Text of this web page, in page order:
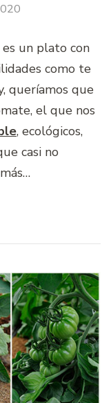
un plato con
como te
queríamos que
el que nos
, ecológicos,
casi no